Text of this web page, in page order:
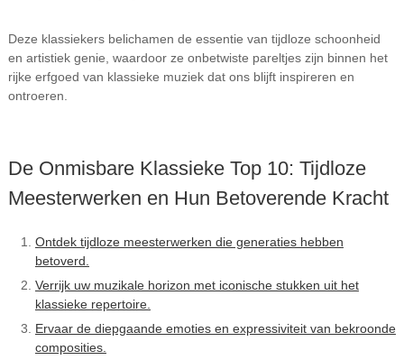
Deze klassiekers belichamen de essentie van tijdloze schoonheid
en artistiek genie, waardoor ze onbetwiste pareltjes zijn binnen het
rijke erfgoed van klassieke muziek dat ons blijft inspireren en
ontroeren.
De Onmisbare Klassieke Top 10: Tijdloze
Meesterwerken en Hun Betoverende Kracht
Ontdek tijdloze meesterwerken die generaties hebben
betoverd.
Verrijk uw muzikale horizon met iconische stukken uit het
klassieke repertoire.
Ervaar de diepgaande emoties en expressiviteit van bekroonde
composities.